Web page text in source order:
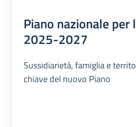
Piano nazionale
2025-2027
Sussidiarietà, famiglia e
chiave del nuovo Piano